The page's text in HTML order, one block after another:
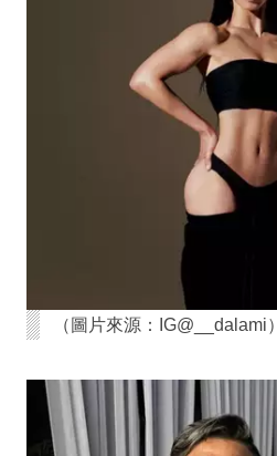
（圖片來源：IG@__dalami）